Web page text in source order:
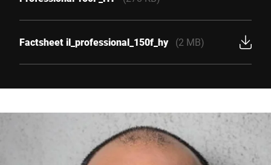
Factsheet il_professional_150f_hy (2 MB)